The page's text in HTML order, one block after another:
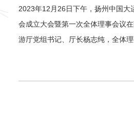
2023年12月26日下午，扬州中国大
会成立大会暨第一次全体理事会议
游厅党组书记、厅长杨志纯，全体理
会成员表决，省文化和旅游厅党组